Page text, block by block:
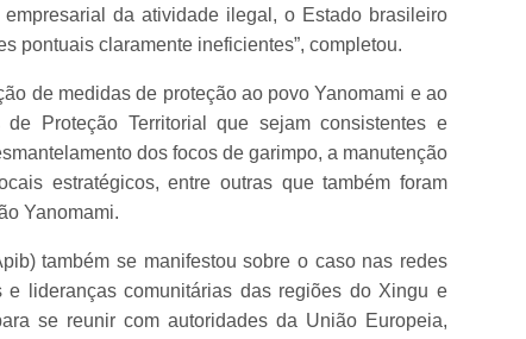
da atividade ilegal, o Estado brasileiro
pontuais claramente ineficientes”, completou.
de medidas de proteção ao povo Yanomami e ao
Proteção Territorial que sejam consistentes e
dos focos de garimpo, a manutenção
estratégicos, entre outras que também foram
Yanomami.
também se manifestou sobre o caso nas redes
lideranças comunitárias das regiões do Xingu e
se reunir com autoridades da União Europeia,